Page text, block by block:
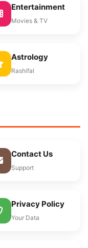
Entertainment
Movies & TV
Astrology
Rashifal
Contact Us
Support
Privacy Policy
Your Data